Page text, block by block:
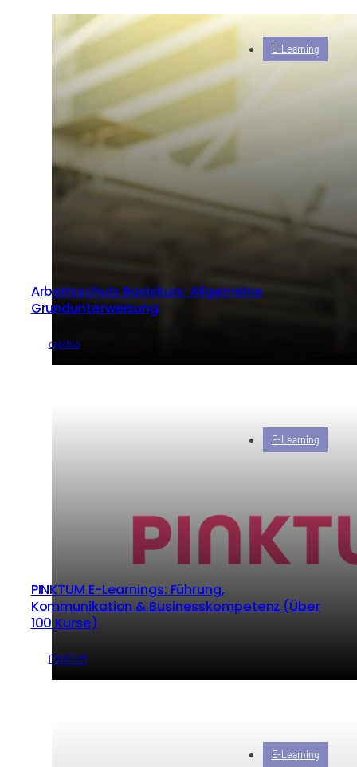
Arbeitsschutz Basiskurs: Allgemeine
Grundunterweisung
capitoo
E-Learning
PINKTUM E-Learnings: Führung,
Kommunikation & Businesskompetenz (Über
100 Kurse)
PINKTUM
E-Learning
E-Learning